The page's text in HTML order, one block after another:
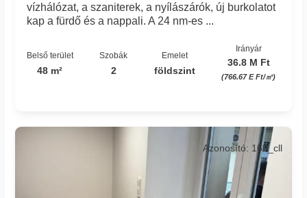
vízhálózat, a szaniterek, a nyílászárók, új burkolatot
kap a fürdő és a nappali. A 24 nm-es ...
Belső terület
48 m²
Szobák
2
Emelet
földszint
Irányár
36.8 M Ft
(766.67 E Ft/㎡)
Azonosító: 169_cll